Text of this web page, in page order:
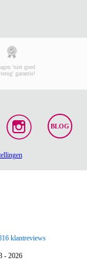
'niet goed
garantie!
BLOG
klantreviews
- 2026